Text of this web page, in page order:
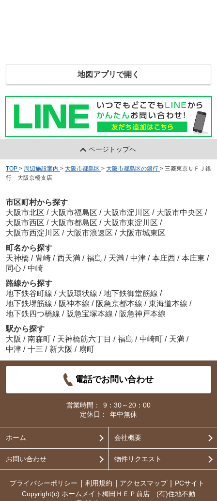
地図アプリで開く
ページトップへ
TOP > 周辺施設案内 > 大阪市都島区 > 大阪市都島区の銀行 > 三菱東京ＵＦＪ銀
行 大阪京橋支店
市区町村から探す
大阪市北区 / 大阪市福島区 / 大阪市淀川区 / 大阪市中央区 /
大阪市西区 / 大阪市都島区 / 大阪市東淀川区 /
大阪市西淀川区 / 大阪市浪速区 / 大阪市城東区
町名から探す
天神橋 / 豊崎 / 西天満 / 福島 / 天満 / 中津 / 本庄西 / 本庄東 /
同心 / 中崎
路線から探す
地下鉄谷町線 / 大阪環状線 / 地下鉄御堂筋線 /
地下鉄堺筋線 / 阪神本線 / 阪急京都本線 / 東海道本線 /
地下鉄四つ橋線 / 阪急宝塚本線 / 阪急神戸本線
駅から探す
大阪 / 南森町 / 天神橋筋六丁目 / 福島 / 中崎町 / 天満 /
中津 / 十三 / 新大阪 / 扇町
電話でお問い合わせ
営業時間：
9：30～20：00
定休日：
年中無休
ホーム 会社概要
お問い合わせ 物件リクエスト
プライバシーポリシー 利用規約 アクセスマップ
PCサイト
Copyright(c) ホームメイト梅田ＨＥＰ前店 (有)住地不動